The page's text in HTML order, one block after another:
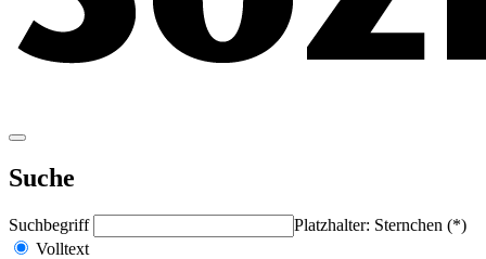
Suche
Suchbegriff
Platzhalter: Sternchen (*)
Volltext